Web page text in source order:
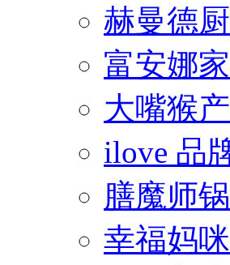
赫曼德
富安娜
大嘴猴
ilove 品
膳魔师
幸福妈